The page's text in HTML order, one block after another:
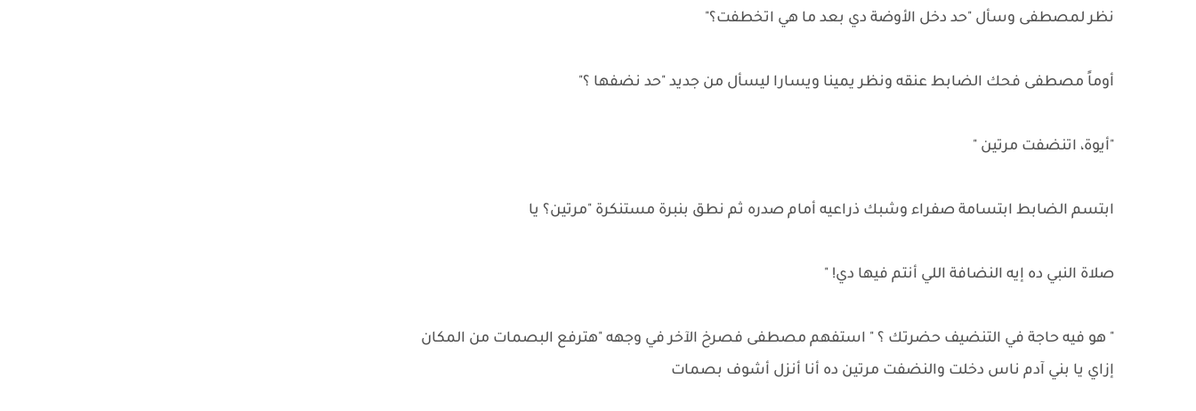
نظر لمصطفى وسأل "حد دخل الأوضة دي بعد ما هي اتخطفت؟"
أوماً مصطفى فحك الضابط عنقه ونظر يمينا ويسارا ليسأل من جديد "حد نضفها ؟"
"أيوة، اتنضفت مرتين "
ابتسم الضابط ابتسامة صفراء وشبك ذراعيه أمام صدره ثم نطق بنبرة مستنكرة "مرتين؟ يا
صلاة النبي ده إيه النضافة اللي أنتم فيها دي! "
" هو فيه حاجة في التنضيف حضرتك ؟ " استفهم مصطفى فصرخ الآخر في وجهه "هترفع البصمات من المكان
إزاي يا بني آدم ناس دخلت والنضفت مرتين ده أنا أنزل أشوف بصمات